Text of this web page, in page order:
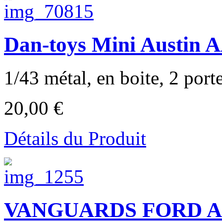
Dan-toys Mini Austin
1/43 métal, en boite, 2
20,00 €
Détails du Produit
VANGUARDS FORD